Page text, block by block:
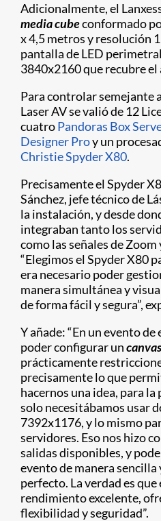
Adicionalmente, el
media cubeconformado
x 4,5 metros y resolución
pantalla de LED
3840x2160 que recubre
Para controlar semejante
Laser AV se valió de 12
cuatroPandoras Box
Designer Proy un
Christie Spyder X80.
Precisamente el Spyder
Sánchez, jefe técnico de
la instalación, y desde
integraban tanto los
como las señales de
“Elegimos el Spyder X80
era necesario poder
manera simultánea y
de forma fácil y segura”,
Y añade: “En un evento
poder configurar uncanvas
prácticamente
precisamente lo que
hacernos una idea, para
solo necesitábamos usar
7392x1176, y lo mismo
servidores. Eso nos hizo
salidas disponibles, y
evento de manera sencilla
perfecto. La verdad es
rendimiento excelente,
flexibilidad y seguridad”.